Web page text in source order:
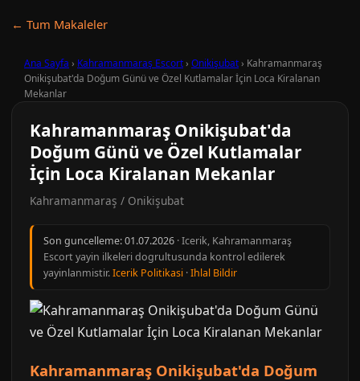
← Tum Makaleler
Ana Sayfa › Kahramanmaraş Escort› Onikişubat› Kahramanmaraş
Onikişubat'da Doğum Günü ve Özel Kutlamalar İçin Loca Kiralanan
Mekanlar
Kahramanmaraş Onikişubat'da
Doğum Günü ve Özel Kutlamalar
İçin Loca Kiralanan Mekanlar
Kahramanmaraş / Onikişubat
Son guncelleme:01.07.2026 · Icerik, Kahramanmaraş
Escort yayin ilkeleri dogrultusunda kontrol edilerek
yayinlanmistir.Icerik Politikasi ·Ihlal Bildir
Kahramanmaraş Onikişubat'da Doğum